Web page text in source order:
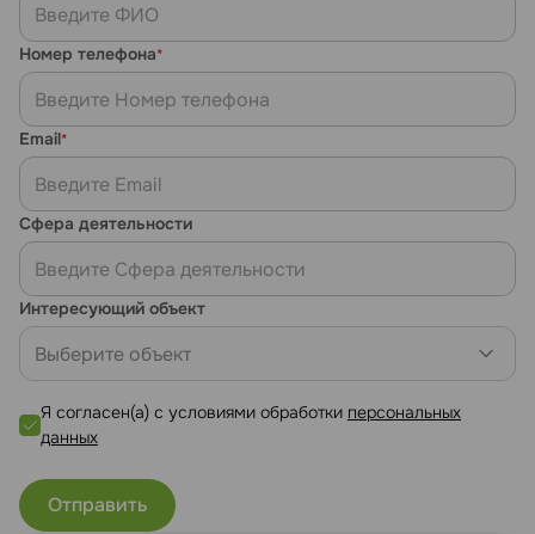
Номер телефона*
Email*
Сфера деятельности
Интересующий объект
Выберите объект
Я согласен(а) с условиями обработки персональных
данных